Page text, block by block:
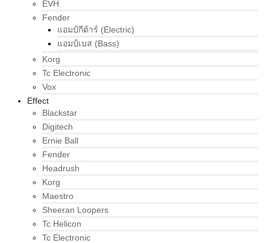
EVH
Fender
แอมป์กีต้าร์ (Electric)
แอมป์เบส (Bass)
Korg
Tc Electronic
Vox
Effect
Blackstar
Digitech
Ernie Ball
Fender
Headrush
Korg
Maestro
Sheeran Loopers
Tc Helicon
Tc Electronic